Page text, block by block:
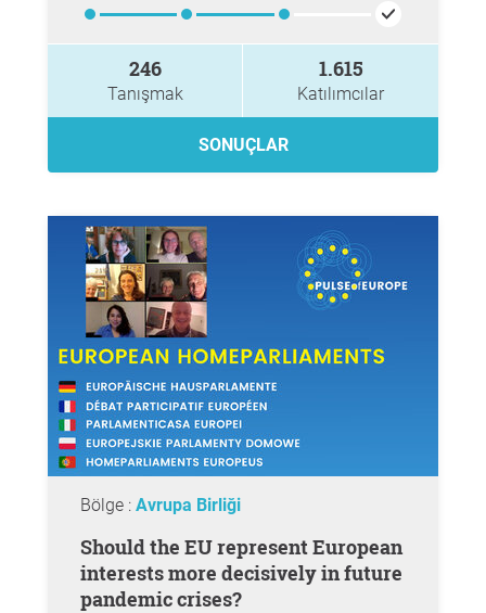
246
Tanışmak
1.615
Katılımcılar
SONUÇLAR
Bölge : Avrupa Birliği
Should the EU represent European
interests more decisively in future
pandemic crises?